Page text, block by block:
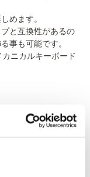
めます。
と互換性があるの
事も可能です。
ニカルキーボード